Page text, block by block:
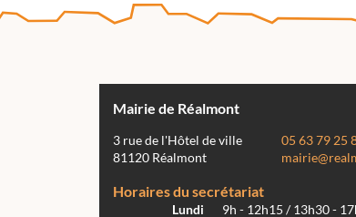
Mairie de Réalmont
3 rue de l'Hôtel de ville
81120 Réalmont
05 63 79 25
Horaires du secrétariat
Lundi 9h - 12h15 / 13h30 -